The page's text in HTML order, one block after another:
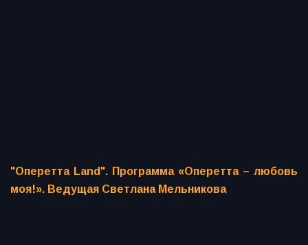
"Оперетта Land". Программа «Оперетта – любовь
моя!». Ведущая Светлана Мельникова